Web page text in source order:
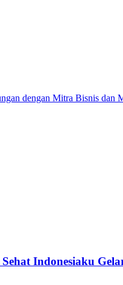
dengan Mitra Bisnis dan
Indonesiaku